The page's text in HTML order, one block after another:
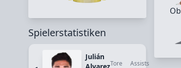
Spielerstatistiken
Julián
Tore Assists